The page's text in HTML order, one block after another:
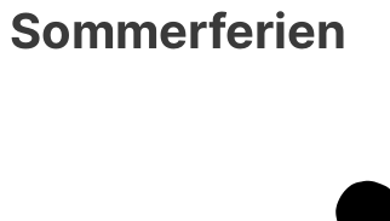
Sommerferien